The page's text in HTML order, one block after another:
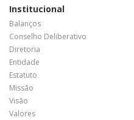
Institucional
Balanços
Conselho Deliberativo
Diretoria
Entidade
Estatuto
Missão
Visão
Valores